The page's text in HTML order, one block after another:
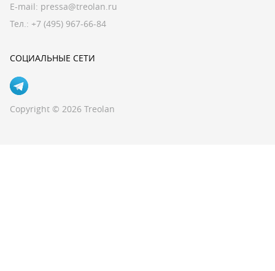
E-mail: pressa@treolan.ru
Тел.: +7 (495) 967-66-84
СОЦИАЛЬНЫЕ СЕТИ
Copyright © 2026 Treolan